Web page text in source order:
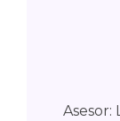
Asesor: